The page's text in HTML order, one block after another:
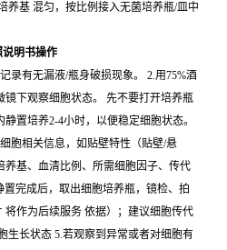
养基 混匀，按比例接入无菌培养瓶/皿中
明书操作
录有无漏液/瓶身破损现象。 2.用75%酒
镜下观察细胞状态。 先不要打开培养瓶
置培养2-4小时，以便稳定细胞状态。
胞相关信息，如贴壁特性（贴壁/悬
养基、血清比例、所需细胞因子、传代
置完成后，取出细胞培养瓶，镜检、拍
将作为后续服务 依据）；建议细胞传代
生长状态 5.若观察到异常或者对细胞有